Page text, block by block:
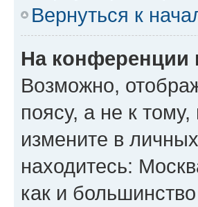
Вернуться к
На конференции
Возможно,
поясу, а не к
измените в
находитесь:
как и